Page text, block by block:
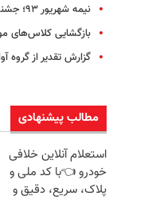
نیمه شهریور ۹۳؛ جشنواره موسیقی تهران در عمارت مسعودیه
بازگشایی کلاس‌های
گزارش تقدیر از گروه
مطالب پیشنهادی
استعلام آنلاین خلافی
خودرو 👈با کد ملی و
پلاک، سریع، دقیق و